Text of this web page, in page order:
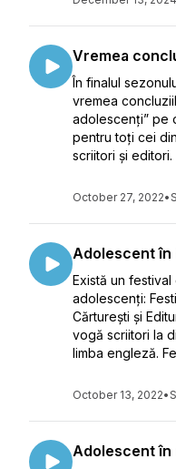
Vremea
În finalul
vremea
adolescenți” pe
pentru toți cei
scriitori și editori.
October 27, 2022•
Adolescent în
Există un
adolescenți:
Cărturești și
vogă scriitori la
limba engleză.
October 13, 2022•
Adolescent în